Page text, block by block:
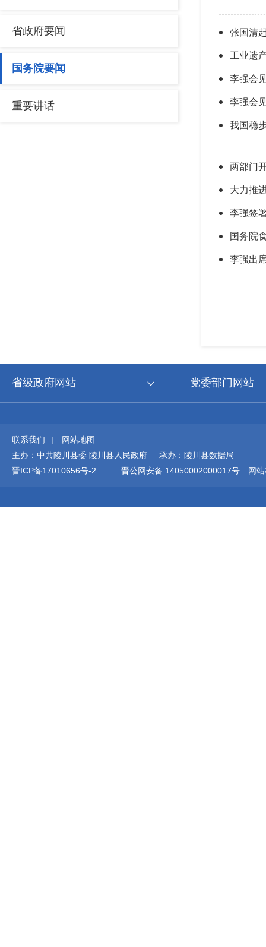
省政府要闻
国务院要闻
重要讲话
工业遗
李强会
李强会
我国稳
两部门
大力推
李强签
国务院
李强出
省级政府网站 党委部门网站
联系我们 |
网站地图
主办：中共陵川县委 陵川县人民政府 承办：陵川县数据局
晋ICP备17010656号-2
晋公网安备 14050002000017号 网